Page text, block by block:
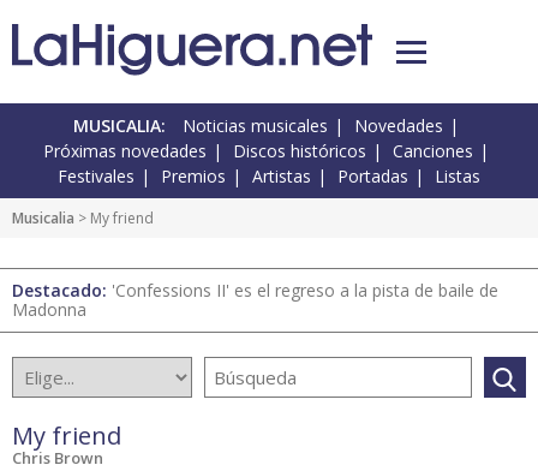
MUSICALIA: Noticias musicales
Novedades
Próximas novedades
Discos históricos
Canciones
Festivales
Premios Artistas Portadas Listas
Musicalia > My friend
Destacado: 'Confessions II' es el regreso a la pista de baile de
Madonna
My friend
Chris Brown